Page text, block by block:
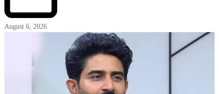
August 6, 2026